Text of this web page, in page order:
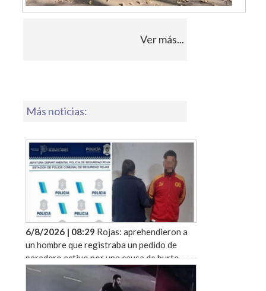
Ver más...
Más noticias:
6/8/2026 | 08:29 Rojas: aprehendieron a
un hombre que registraba un pedido de
paradero activo por una causa de hurto